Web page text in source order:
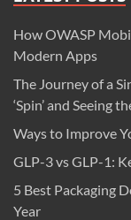
How OWASP
Modern Apps
The Journey of a
‘Spin’ and Seeing
Ways to Improve
GLP-3 vs GLP-1:
5 Best Packaging
Year